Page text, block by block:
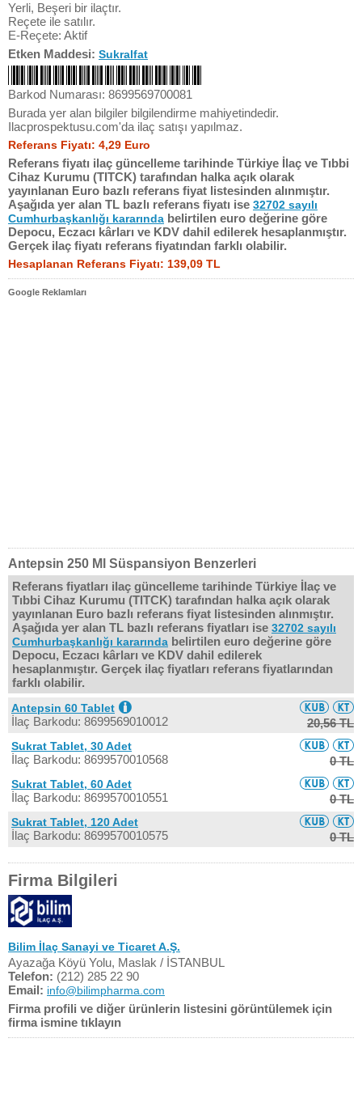
Yerli, Beşeri bir ilaçtır.
Reçete ile satılır.
E-Reçete: Aktif
Etken Maddesi: Sukralfat
Barkod Numarası: 8699569700081
Burada yer alan bilgiler bilgilendirme mahiyetindedir.
Ilacprospektusu.com'da ilaç satışı yapılmaz.
Referans Fiyatı: 4,29 Euro
Referans fiyatı ilaç güncelleme tarihinde Türkiye İlaç ve Tıbbi
Cihaz Kurumu (TITCK) tarafından halka açık olarak
yayınlanan Euro bazlı referans fiyat listesinden alınmıştır.
Aşağıda yer alan TL bazlı referans fiyatı ise 32702 sayılı
Cumhurbaşkanlığı kararında belirtilen euro değerine göre
Depocu, Eczacı kârları ve KDV dahil edilerek hesaplanmıştır.
Gerçek ilaç fiyatı referans fiyatından farklı olabilir.
Hesaplanan Referans Fiyatı: 139,09 TL
Google Reklamları
Antepsin 250 Ml Süspansiyon Benzerleri
Referans fiyatları ilaç güncelleme tarihinde Türkiye İlaç ve
Tıbbi Cihaz Kurumu (TITCK) tarafından halka açık olarak
yayınlanan Euro bazlı referans fiyat listesinden alınmıştır.
Aşağıda yer alan TL bazlı referans fiyatları ise 32702 sayılı
Cumhurbaşkanlığı kararında belirtilen euro değerine göre
Depocu, Eczacı kârları ve KDV dahil edilerek
hesaplanmıştır. Gerçek ilaç fiyatları referans fiyatlarından
farklı olabilir.
Antepsin 60 Tablet
İlaç Barkodu: 8699569010012 20,56 TL
Sukrat Tablet, 30 Adet
İlaç Barkodu: 8699570010568 0 TL
Sukrat Tablet, 60 Adet
İlaç Barkodu: 8699570010551 0 TL
Sukrat Tablet, 120 Adet
İlaç Barkodu: 8699570010575 0 TL
Firma Bilgileri
Bilim İlaç Sanayi ve Ticaret A.Ş.
Ayazağa Köyü Yolu, Maslak / İSTANBUL
Telefon: (212) 285 22 90
Email: info@bilimpharma.com
Firma profili ve diğer ürünlerin listesini görüntülemek için
firma ismine tıklayın